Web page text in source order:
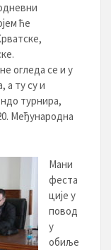
ће
огледа се и у
а ту су и
турнира,
Међународна
Мани
феста
ције у
повод
у
обиље